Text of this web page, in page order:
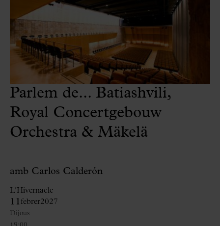
Parlem de... Batiashvili,
Royal Concertgebouw
Orchestra & Mäkelä
amb Carlos Calderón
L'Hivernacle
11 febrer2027
Dijous